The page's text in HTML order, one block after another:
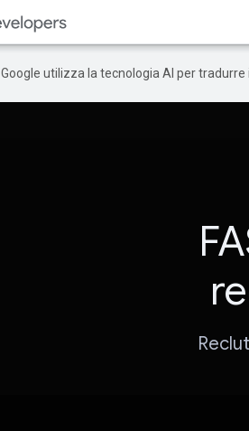
Google utilizza la tecnologia AI per